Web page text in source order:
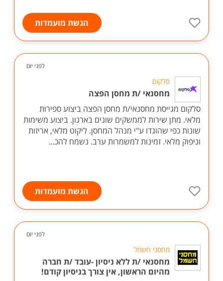
הגשת מועמדות
לפני יום
סלקום
מחסנאי /ת מחסן הפצה
סלקום מגייסת מחסנאי/ת מחסן הפצה ביצוע ספירות
מלאי. מתן שירות לממשקים שונים בארגון. ביצוע משימות
שונות כפי שהוגדו ע"י מנהל המחסן. ליקוט מלאי, אריזות
וניפוק מלאי. זמינות למשמרות ערב. נשמח להכ...
הגשת מועמדות
לפני יום
מחסני חשמל
מחסנאי /ת ללא ניסיון -עובד /ת חברה
מהיום הראשון, אין צורך בניסיון קודם!